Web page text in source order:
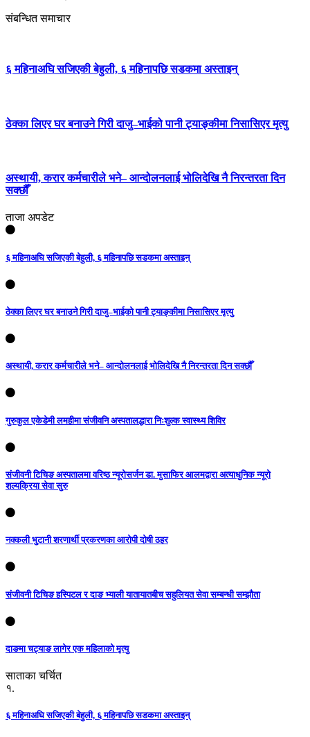
संबन्धित समाचार
६ महिनाअघि सजिएकी बेहुली, ६ महिनापछि सडकमा अस्ताइन्
ठेक्का लिएर घर बनाउने गिरी दाजु–भाईको पानी ट्याङ्कीमा निसासिएर मृत्यु
अस्थायी, करार कर्मचारीले भने– आन्दोलनलाई भोलिदेखि नै निरन्तरता दिन
सक्छौँ
ताजा अपडेट
६ महिनाअघि सजिएकी बेहुली, ६ महिनापछि सडकमा अस्ताइन्
ठेक्का लिएर घर बनाउने गिरी दाजु–भाईको पानी ट्याङ्कीमा निसासिएर मृत्यु
अस्थायी, करार कर्मचारीले भने– आन्दोलनलाई भोलिदेखि नै निरन्तरता दिन सक्छौँ
गुरुकुल एकेडेमी लमहीमा संजीवनि अस्पतालद्धारा निःशुल्क स्वास्थ्य शिविर
संजीवनी टिचिङ अस्पतालमा वरिष्ठ न्यूरोसर्जन डा. मुसाफिर आलमद्वारा अत्याधुनिक न्यूरो
शल्यक्रिया सेवा सुरु
नक्कली भुटानी शरणार्थी प्रकरणका आरोपी दोषी ठहर
संजीवनी टिचिङ हस्पिटल र दाङ भ्याली यातायातबीच सहुलियत सेवा सम्बन्धी सम्झौता
दाङमा चट्याङ लागेर एक महिलाको मृत्यु
साताका चर्चित
१.
६ महिनाअघि सजिएकी बेहुली, ६ महिनापछि सडकमा अस्ताइन्